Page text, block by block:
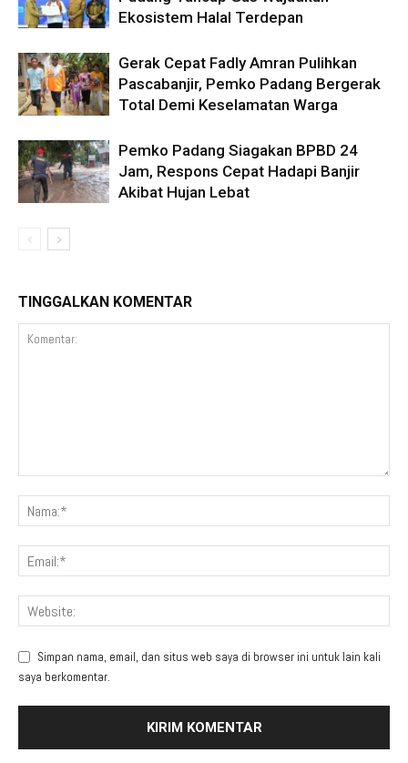
Ekosistem Halal Terdepan
Gerak Cepat Fadly Amran Pulihkan
Pascabanjir, Pemko Padang Bergerak
Total Demi Keselamatan Warga
Pemko Padang Siagakan BPBD 24
Jam, Respons Cepat Hadapi Banjir
Akibat Hujan Lebat
TINGGALKAN KOMENTAR
Simpan nama, email, dan situs web saya di browser ini untuk lain kali
saya berkomentar.